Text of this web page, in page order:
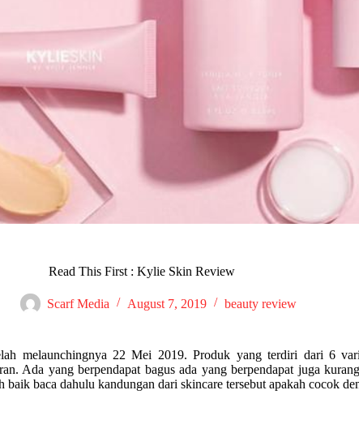
Read This First : Kylie Skin Review
Scarf Media August 7, 2019 beauty review
melaunchingnya 22 Mei 2019. Produk yang terdiri dari 6
Ada yang berpendapat bagus ada yang berpendapat juga
baca dahulu kandungan dari skincare tersebut apakah cocok